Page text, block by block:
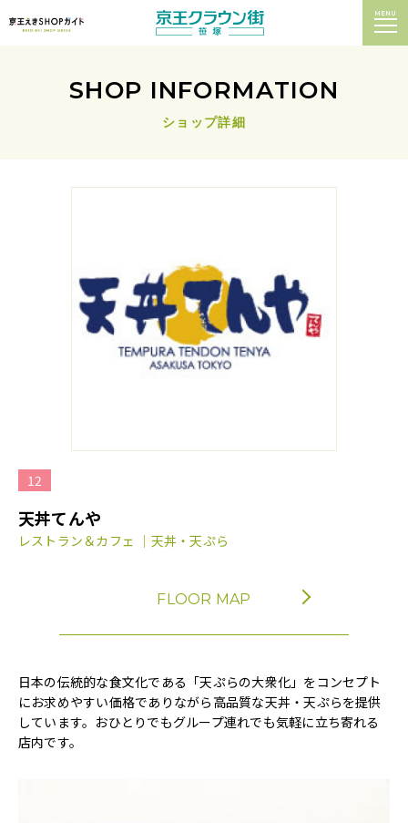
MENU
SHOP INFORMATION
ショップ詳細
12
天丼てんや
レストラン＆カフェ ｜天丼・天ぷら
FLOOR MAP
日本の伝統的な食文化である「天ぷらの大衆化」をコンセプト
にお求めやすい価格でありながら高品質な天丼・天ぷらを提供
しています。おひとりでもグループ連れでも気軽に立ち寄れる
店内です。